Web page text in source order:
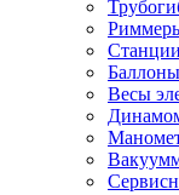
Весы